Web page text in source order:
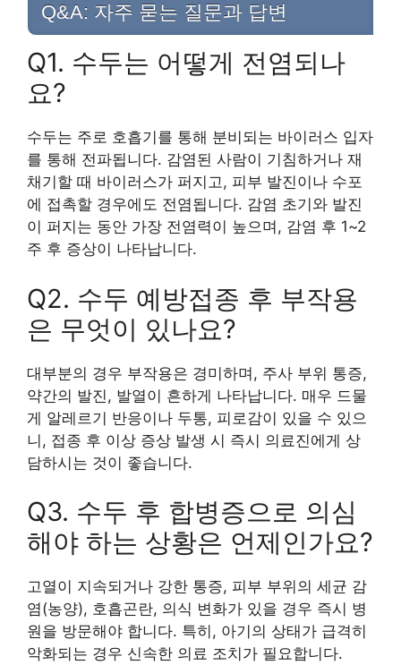
Q&A: 자주 묻는 질문과 답변
Q1. 수두는 어떻게 전염되나
요?
수두는 주로 호흡기를 통해 분비되는 바이러스 입자
를 통해 전파됩니다. 감염된 사람이 기침하거나 재
채기할 때 바이러스가 퍼지고, 피부 발진이나 수포
에 접촉할 경우에도 전염됩니다. 감염 초기와 발진
이 퍼지는 동안 가장 전염력이 높으며, 감염 후 1~2
주 후 증상이 나타납니다.
Q2. 수두 예방접종 후 부작용
은 무엇이 있나요?
대부분의 경우 부작용은 경미하며, 주사 부위 통증,
약간의 발진, 발열이 흔하게 나타납니다. 매우 드물
게 알레르기 반응이나 두통, 피로감이 있을 수 있으
니, 접종 후 이상 증상 발생 시 즉시 의료진에게 상
담하시는 것이 좋습니다.
Q3. 수두 후 합병증으로 의심
해야 하는 상황은 언제인가요?
고열이 지속되거나 강한 통증, 피부 부위의 세균 감
염(농양), 호흡곤란, 의식 변화가 있을 경우 즉시 병
원을 방문해야 합니다. 특히, 아기의 상태가 급격히
악화되는 경우 신속한 의료 조치가 필요합니다.